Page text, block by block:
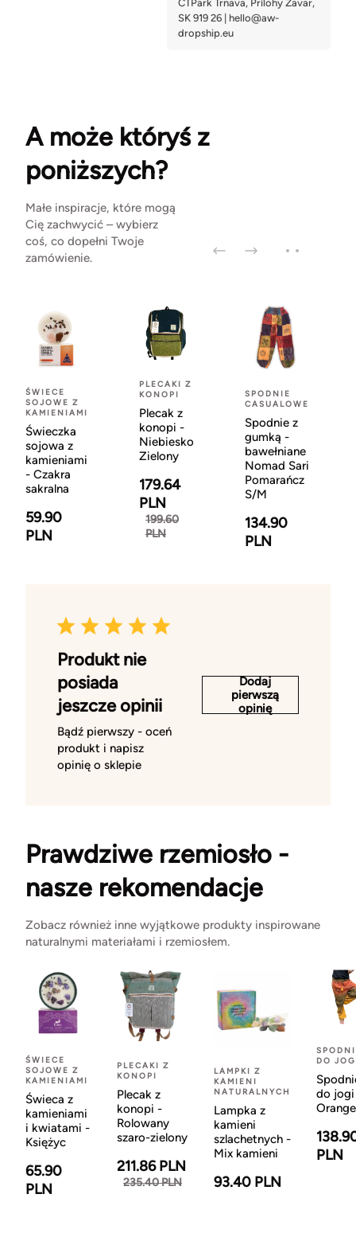
A może któryś z
poniższych?
Małe inspiracje, które mogą
Cię zachwycić – wybierz
coś, co dopełni Twoje
zamówienie.
ŚWIECE
SOJOWE Z
KAMIENIAMI
Świeczka
sojowa z
kamieniami
- Czakra
sakralna
59.90
PLN
PLECAKI Z
KONOPI
Plecak z
konopi -
Niebiesko
Zielony
179.64
PLN
199.60
PLN
SPODNIE
CASUALOWE
Spodnie z
gumką -
bawełniane
Nomad Sari
Pomarańcz
S/M
134.90
PLN
Produkt nie
posiada
jeszcze opinii
Bądź pierwszy - oceń
produkt i napisz
opinię o sklepie
Dodaj
pierwszą
opinię
Prawdziwe rzemiosło -
nasze rekomendacje
Zobacz również inne wyjątkowe produkty inspirowane
naturalnymi materiałami i rzemiosłem.
ŚWIECE
SOJOWE Z
KAMIENIAMI
Świeca z
kamieniami
i kwiatami -
Księżyc
65.90
PLN
PLECAKI Z
KONOPI
Plecak z
konopi -
Rolowany
szaro-zielony
211.86 PLN
235.40 PLN
LAMPKI Z
KAMIENI
NATURALNYCH
Lampka z
kamieni
szlachetnych -
Mix kamieni
93.40 PLN
DO
do
Orange
PLN